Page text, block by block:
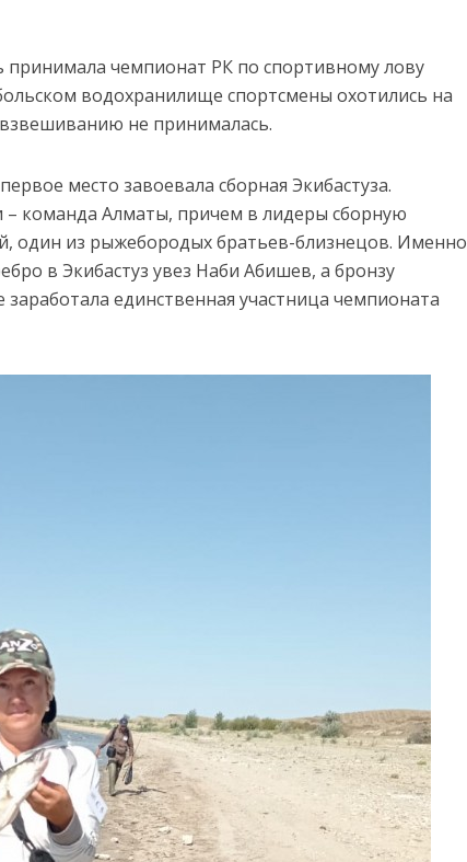
принимала чемпионат РК по спортивному лову
водохранилище спортсмены охотились на
не принималась.
место завоевала сборная Экибастуза.
команда Алматы, причем в лидеры сборную
один из рыжебородых братьев-близнецов. Именно
в Экибастуз увез Наби Абишев, а бронзу
единственная участница чемпионата